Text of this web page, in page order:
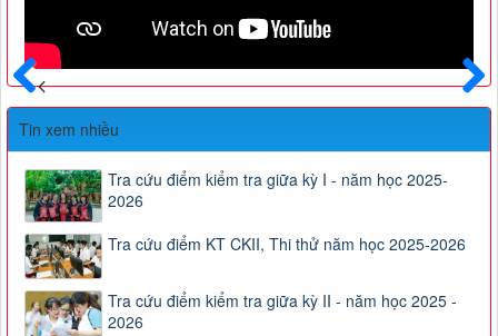
Sau
Trước
Tin xem nhiều
Tra cứu điểm kiểm tra giữa kỳ I - năm học 2025-
2026
Tra cứu điểm KT CKII, Thi thử năm học 2025-2026
Tra cứu điểm kiểm tra giữa kỳ II - năm học 2025 -
2026